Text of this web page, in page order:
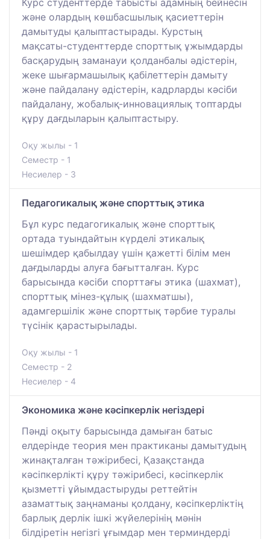
және олардың көшбасшылық қасиеттерін
дамытуды қалыптастырады. Курстың
мақсаты-студенттерде спорттық ұжымдарды
басқарудың заманауи қолданбалы әдістерін,
жеке шығармашылық қабілеттерін дамыту
және пайдалану әдістерін, кадрларды кәсіби
пайдалану, жобалық-инновациялық топтарды
құру дағдыларын қалыптастыру.
Оқу жылы - 1
Семестр - 1
Несиелер - 3
Педагогикалық және спорттық этика
Бұл курс педагогикалық және спорттық
ортада туындайтын күрделі этикалық
шешімдер қабылдау үшін қажетті білім мен
дағдыларды алуға бағытталған. Курс
барысында кәсіби спорттағы этика (шахмат),
спорттық мінез-құлық (шахматшы),
адамгершілік және спорттық тәрбие туралы
түсінік қарастырылады.
Оқу жылы - 1
Семестр - 2
Несиелер - 4
Экономика және кәсіпкерлік негіздері
Пәнді оқыту барысында дамыған батыс
елдерінде теория мен практиканы дамытудың
жинақталған тәжірибесі, Қазақстанда
кәсіпкерлікті құру тәжірибесі, кәсіпкерлік
қызметті ұйымдастыруды реттейтін
азаматтық заңнаманы қолдану, кәсіпкерліктің
барлық дерлік ішкі жүйелерінің мәнін
білдіретін негізгі ұғымдар мен терминдерді